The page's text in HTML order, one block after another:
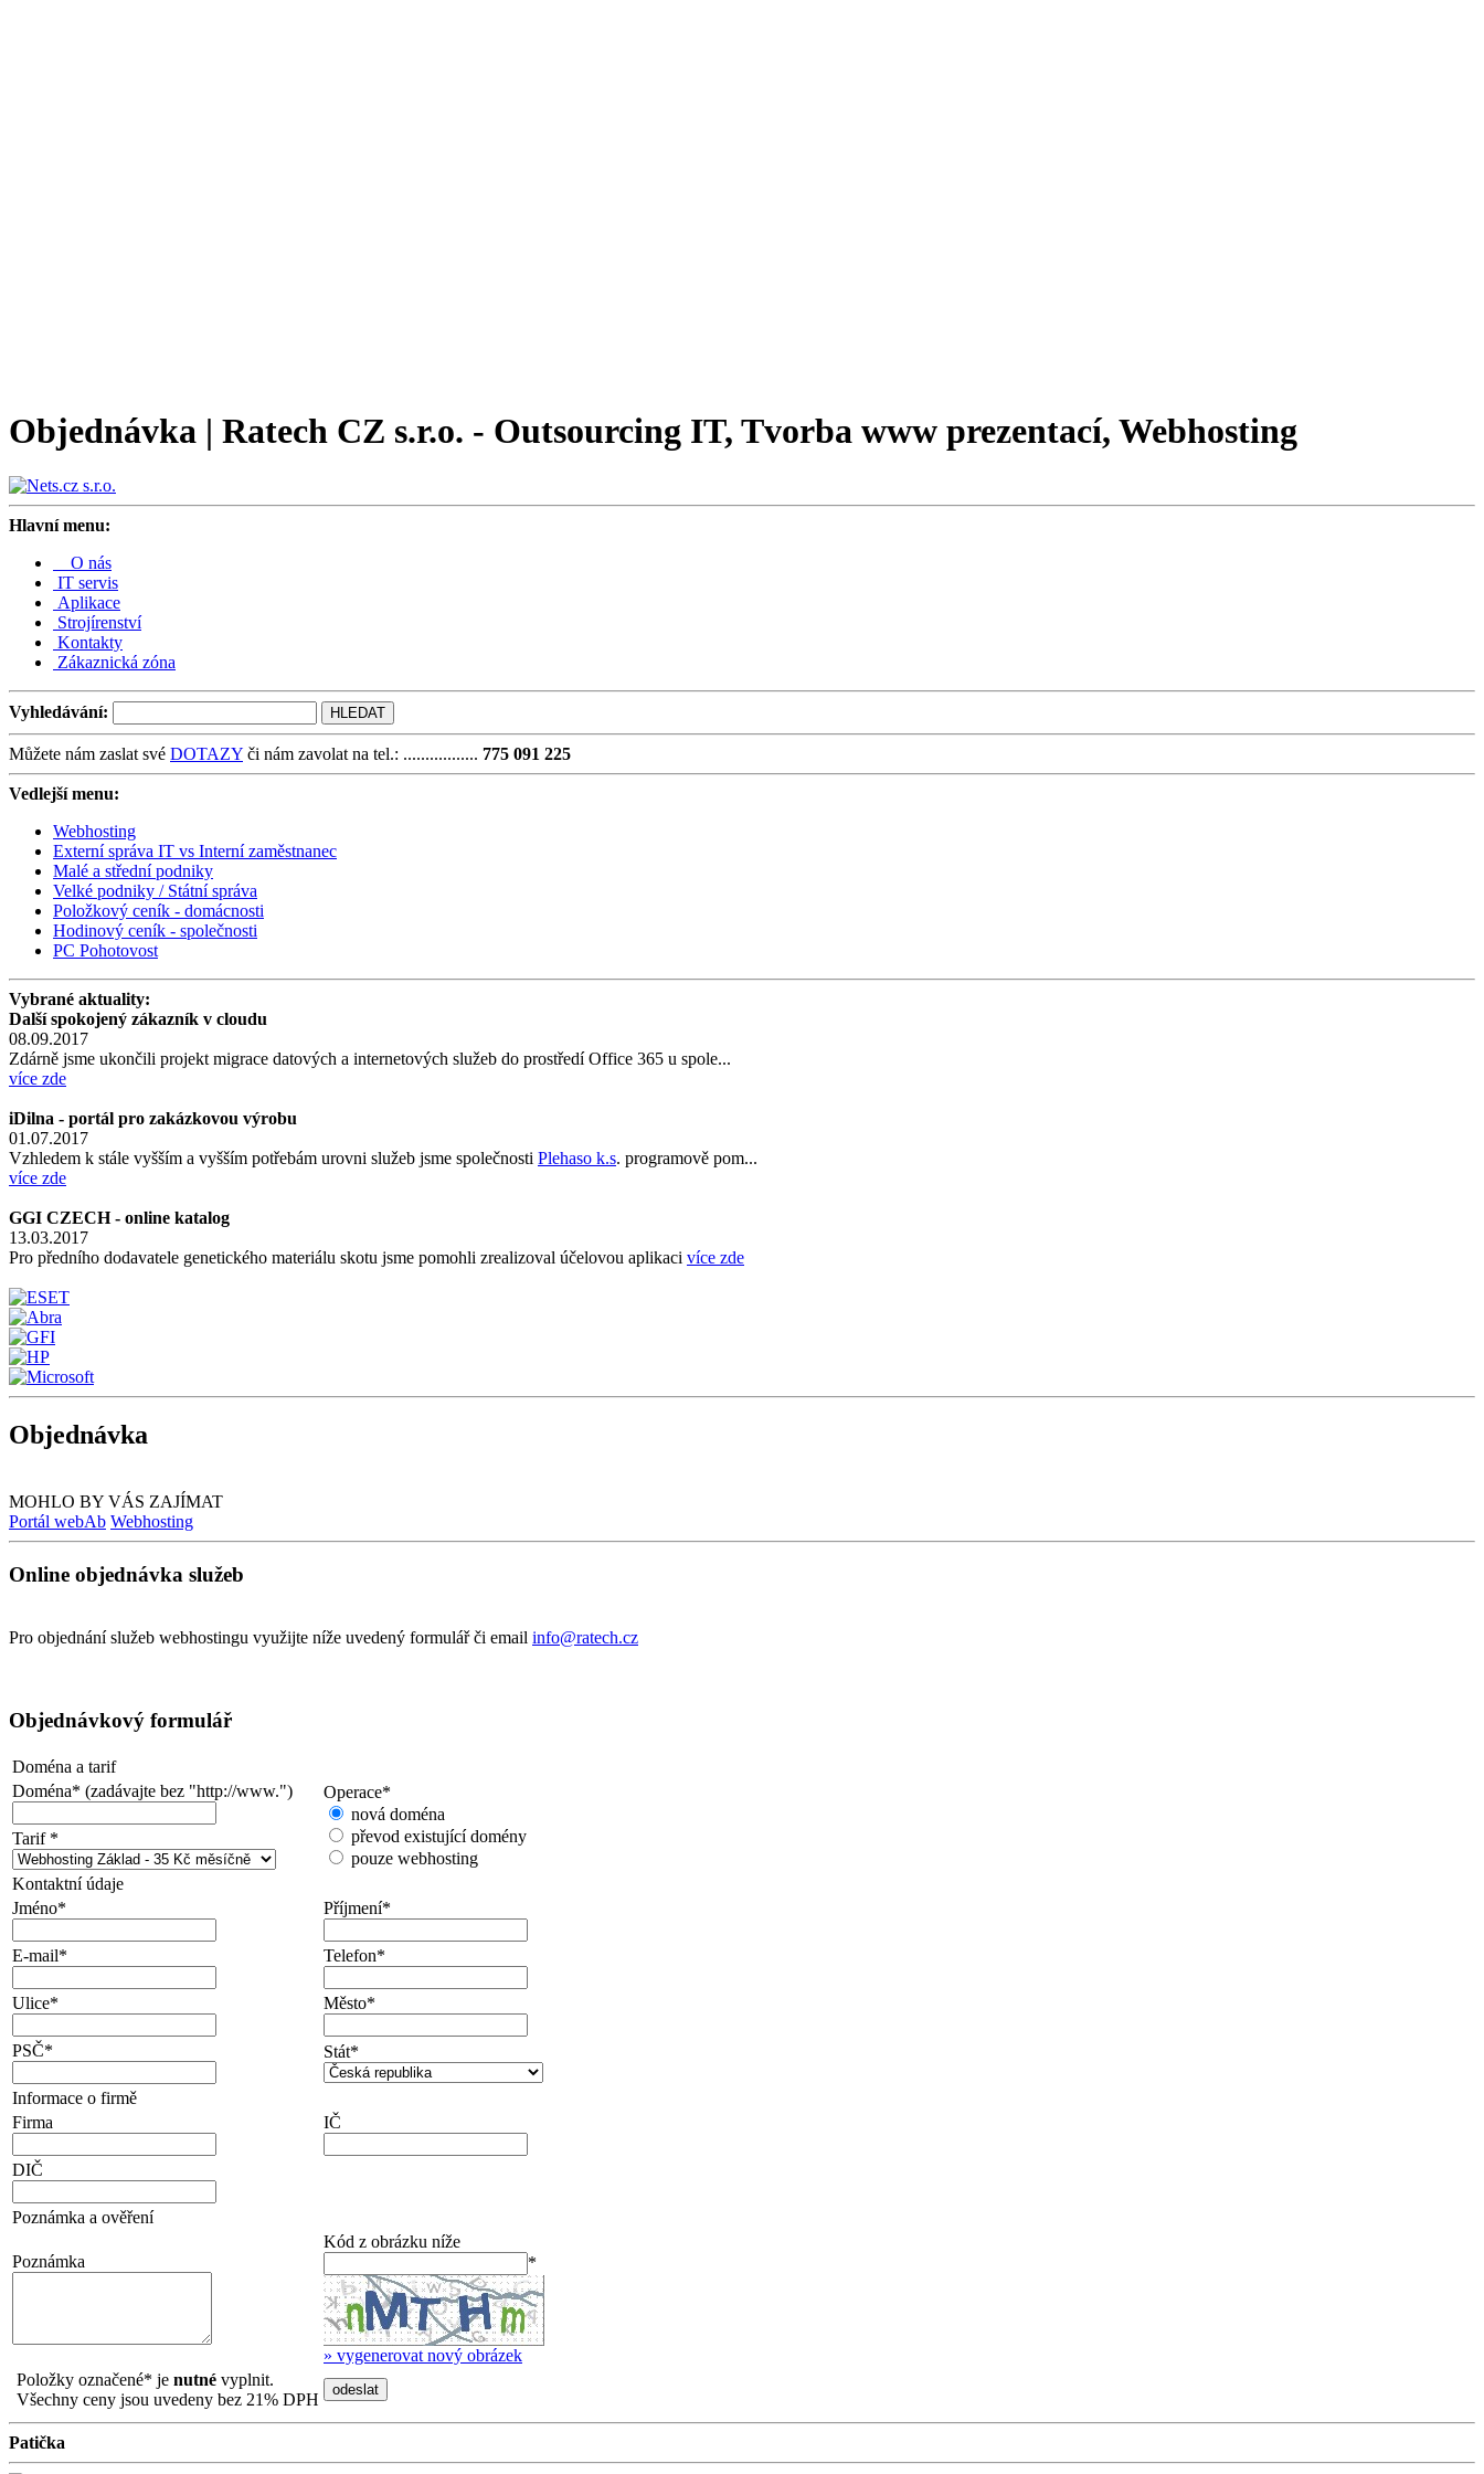
Objednávka | Ratech CZ s.r.o. - Outsourcing IT, Tvorba www prezentací, Webhosting
Hlavní menu:
O nás
IT servis
Aplikace
Strojírenství
Kontakty
Zákaznická zóna
Vyhledávání:
Můžete nám zaslat své DOTAZY či nám zavolat na tel.: ................. 775 091 225
Vedlejší menu:
Webhosting
Externí správa IT vs Interní zaměstnanec
Malé a střední podniky
Velké podniky / Státní správa
Položkový ceník - domácnosti
Hodinový ceník - společnosti
PC Pohotovost
Vybrané aktuality:
Další spokojený zákazník v cloudu
08.09.2017
Zdárně jsme ukončili projekt migrace datových a internetových služeb do prostředí Office 365 u spole...
více zde
iDilna - portál pro zakázkovou výrobu
01.07.2017
Vzhledem k stále vyšším a vyšším potřebám urovni služeb jsme společnosti Plehaso k.s. programově pom...
více zde
GGI CZECH - online katalog
13.03.2017
Pro předního dodavatele genetického materiálu skotu jsme pomohli zrealizoval účelovou aplikaci více zde
Objednávka
MOHLO BY VÁS ZAJÍMAT
Portál webAb Webhosting
Online objednávka služeb
Pro objednání služeb webhostingu využijte níže uvedený formulář či email info@ratech.cz
Objednávkový formulář
Doména a tarif
Doména* (zadávajte bez "http://www.") Operace*
nová doména
převod existující domény
pouze webhosting
Tarif *
Kontaktní údaje
Jméno* Příjmení*
E-mail* Telefon*
Ulice* Město*
PSČ* Stát*
Informace o firmě
Firma
IČ
DIČ
Poznámka a ověření
Poznámka
Kód z obrázku níže
*
» vygenerovat nový obrázek
Položky označené* je nutné vyplnit.
Všechny ceny jsou uvedeny bez 21% DPH
Patička